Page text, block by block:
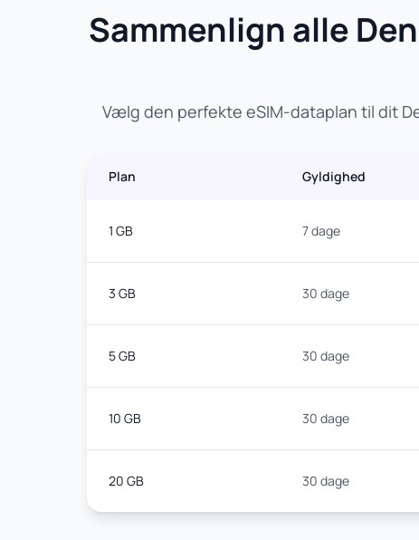
Sammenlign alle
Vælg den perfekte eSIM-dataplan til dit
Plan Gyldighed
1 GB 7 dage
3 GB 30 dage
5 GB 30 dage
10 GB 30 dage
20 GB 30 dage